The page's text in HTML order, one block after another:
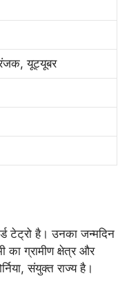
यूट्यूबर
टेट्रो है। उनका जन्मदिन
ग्रामीण क्षेत्र और
संयुक्त राज्य है।